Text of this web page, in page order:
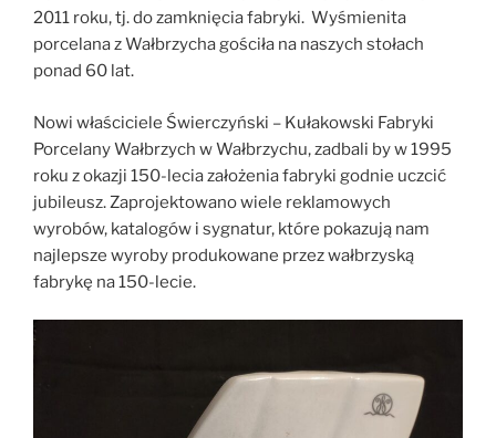
2011 roku, tj. do zamknięcia fabryki. Wyśmienita
porcelana z Wałbrzycha gościła na naszych stołach
ponad 60 lat.
Nowi właściciele Świerczyński – Kułakowski Fabryki
Porcelany Wałbrzych w Wałbrzychu, zadbali by w 1995
roku z okazji 150-lecia założenia fabryki godnie uczcić
jubileusz. Zaprojektowano wiele reklamowych
wyrobów, katalogów i sygnatur, które pokazują nam
najlepsze wyroby produkowane przez wałbrzyską
fabrykę na 150-lecie.